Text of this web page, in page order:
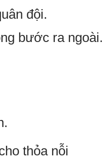
đội.
bước ra ngoài.
thỏa nỗi